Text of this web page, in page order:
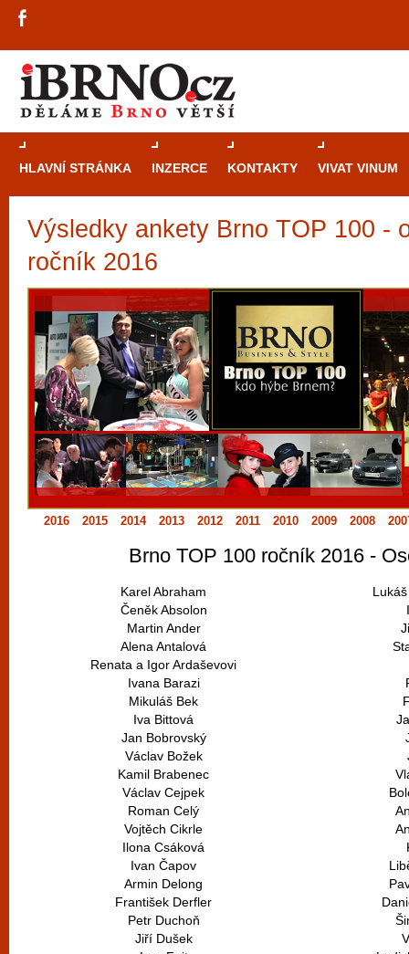
HLAVNÍ STRÁNKA INZERCE KONTAKTY VIVAT VINUM
Výsledky ankety Brno TOP 100 -
ročník 2016
2016 2015 2014 2013 2012 2011 2010 2009 2008
Brno TOP 100 ročník 2016 -
Karel Abraham
Čeněk Absolon
Martin Ander
Alena Antalová
Renata a Igor Ardaševovi
Ivana Barazi
Mikuláš Bek
Iva Bittová
Jan Bobrovský
Václav Božek
Kamil Brabenec
Václav Cejpek
Roman Celý
Vojtěch Cikrle
Ilona Csáková
Ivan Čapov
Armin Delong
František Derfler
Petr Duchoň
Jiří Dušek
Průvodce
automaty
Brno je
zajímavé
restaurace,
Mimo jiné je ale také místem, kde si
vyzkoušet různé kasinové hry. V
metropoli naleznete širokou nabídku her
po moderní automaty jak pro pravidelné
příležitostné hráče. V...